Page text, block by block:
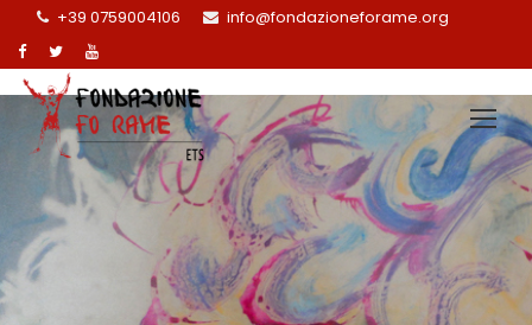
+39 0759004106 info@fondazioneforame.org